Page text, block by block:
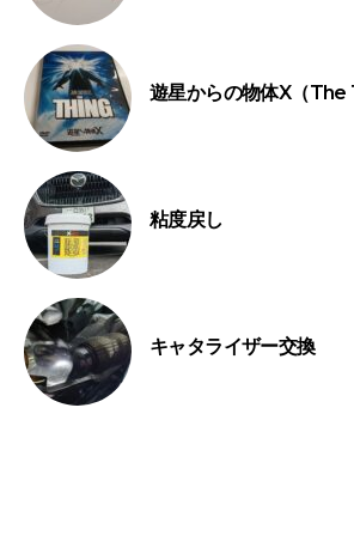
遊星からの物体X（The
粘度戻し
キャタライザー交換